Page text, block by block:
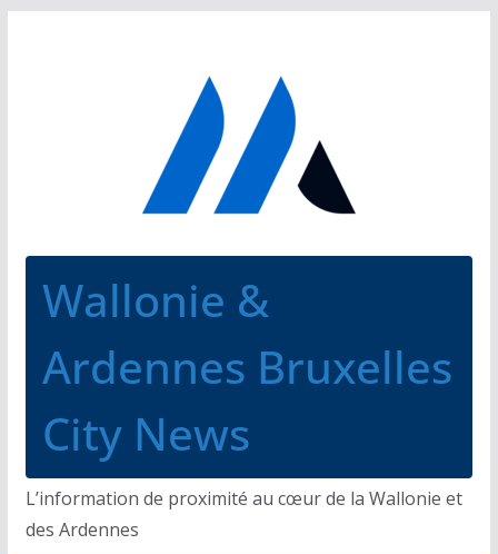
Wallonie &
Ardennes Bruxelles
City News
L’information de proximité au cœur de la Wallonie et
des Ardennes